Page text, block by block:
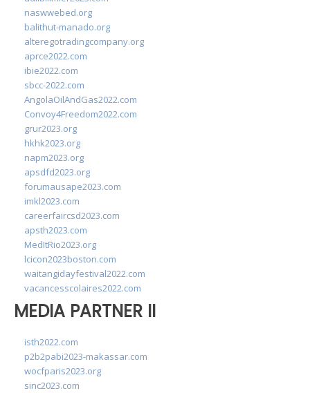
naswwebed.org
balithut-manado.org
alteregotradingcompany.org
aprce2022.com
ibie2022.com
sbcc-2022.com
AngolaOilAndGas2022.com
Convoy4Freedom2022.com
grur2023.org
hkhk2023.org
napm2023.org
apsdfd2023.org
forumausape2023.com
imkl2023.com
careerfaircsd2023.com
apsth2023.com
MedItRio2023.org
lcicon2023boston.com
waitangidayfestival2022.com
vacancesscolaires2022.com
MEDIA PARTNER II
isth2022.com
p2b2pabi2023-makassar.com
wocfparis2023.org
sinc2023.com